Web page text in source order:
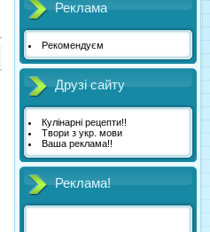
Реклама
Рекомендуєм
Друзі сайту
Кулінарні рецепти!!
Твори з укр. мови
Ваша реклама!!
Реклама!